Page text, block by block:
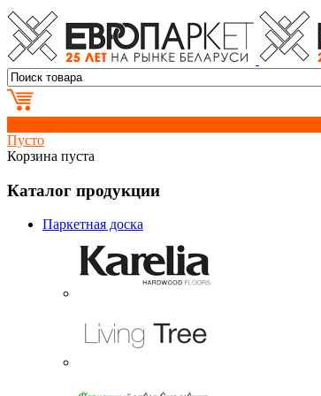
Пусто
Корзина пуста
Каталог продукции
Паркетная доска